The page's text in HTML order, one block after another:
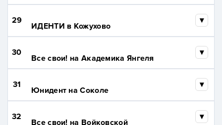
29
ИДЕНТИ в Кожухово
30
Все свои! на Академика Янгеля
31
Юнидент на Соколе
32
Все свои! на Войковской